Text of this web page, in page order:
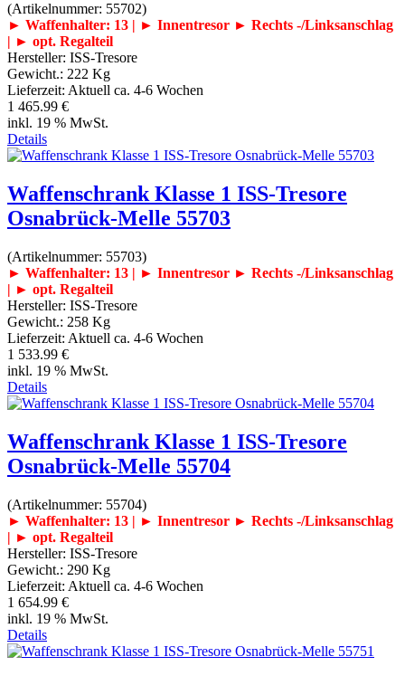
(Artikelnummer: 55702)
► Waffenhalter: 13 | ► Innentresor ► Rechts -/Linksanschlag
| ► opt. Regalteil
Hersteller: ISS-Tresore
Gewicht.: 222 Kg
Lieferzeit: Aktuell ca. 4-6 Wochen
1 465.99 €
inkl. 19 % MwSt.
Details
Waffenschrank Klasse 1 ISS-Tresore
Osnabrück-Melle 55703
(Artikelnummer: 55703)
► Waffenhalter: 13 | ► Innentresor ► Rechts -/Linksanschlag
| ► opt. Regalteil
Hersteller: ISS-Tresore
Gewicht.: 258 Kg
Lieferzeit: Aktuell ca. 4-6 Wochen
1 533.99 €
inkl. 19 % MwSt.
Details
Waffenschrank Klasse 1 ISS-Tresore
Osnabrück-Melle 55704
(Artikelnummer: 55704)
► Waffenhalter: 13 | ► Innentresor ► Rechts -/Linksanschlag
| ► opt. Regalteil
Hersteller: ISS-Tresore
Gewicht.: 290 Kg
Lieferzeit: Aktuell ca. 4-6 Wochen
1 654.99 €
inkl. 19 % MwSt.
Details